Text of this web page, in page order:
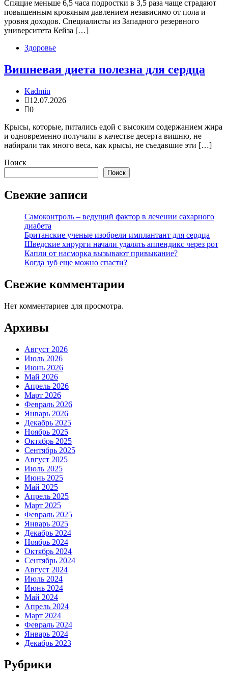
Спящие меньше 6,5 часа подростки в 3,5 раза чаще страдают
повышенным кровяным давлением независимо от пола и
уровня доходов. Специалисты из Западного резервного
университета Кейза […]
Здоровье
Вишневая диета полезна для сердца
Kadmin
12.07.2026
0
Крысы, которые, питались едой с высоким содержанием жира
и одновременно получали в качестве десерта вишню, не
набирали так много веса, как крысы, не съедавшие эти […]
Поиск
Поиск
Свежие записи
Самоконтроль – ведущий фактор в лечении сахарного
диабета
Британские ученые изобрели имплантант для сердца
Шведские хирурги начали удалять аппендикс через рот
Капли от насморка вызывают привыкание?
Когда зуб еще можно спасти?
Свежие комментарии
Нет комментариев для просмотра.
Архивы
Август 2026
Июль 2026
Июнь 2026
Май 2026
Апрель 2026
Март 2026
Февраль 2026
Январь 2026
Декабрь 2025
Ноябрь 2025
Октябрь 2025
Сентябрь 2025
Август 2025
Июль 2025
Июнь 2025
Май 2025
Апрель 2025
Март 2025
Февраль 2025
Январь 2025
Декабрь 2024
Ноябрь 2024
Октябрь 2024
Сентябрь 2024
Август 2024
Июль 2024
Июнь 2024
Май 2024
Апрель 2024
Март 2024
Февраль 2024
Январь 2024
Декабрь 2023
Рубрики